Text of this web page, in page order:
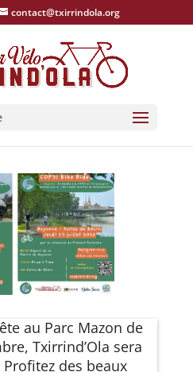
contact@txirrindola.org
au Parc Mazon de
Txirrind’Ola sera
des beaux